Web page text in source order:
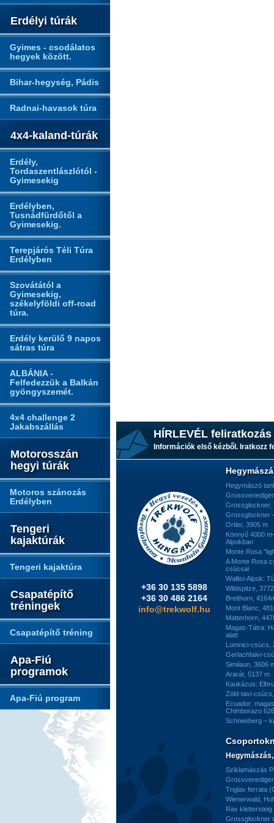
Erdélyi túrák
Gyimes - csodálatos
hegyek között.
Bihar-hegység, Pádis
Radnai-havasok túra
4x4-kaland-túrák
Erdély,
Tordaszentlászlótól -
Gyimesekig
Erdélyben,
Tusnádfürdőtől a
Gyimesekig.
Terepjárós Téli Túra
Erdélyben
Szovátától a
Gyimesekig,
székelyföldi off-road
túra.
Erdély kerülő 9 napos
sátras túra
ALBÁNIA -
Felfedezzük a Balkán
gyöngyszemét.
4x4 challenge 2
Jakabszállás
Motorosszán
hegyi túrák
Motoros szánozás
Erdélyben
Tengeri
kajaktúrák
Tengeri kajaktúra
Csapatépítő
tréningek
Csapatépítő tréning
Apa-Fiú
programok
Apa-Fiú program
HÍRLEVÉL feliratkozás
Információk első kézből. Iratkozz
+36 30 135 5898
+36 30 486 2164
info@trekwolf.hu
Hegymászó
Grossglockner,
Grossglockner
Ortler, 3905 m
Könnyű 4000
Alpokban
Monte Rosa
A Monte Rosa
csúcsai
Wallisi-Alpok:
Wildspitze,
Breithorn,
Mont Blanc,
Matterhorn,
Magas-Tátra:
alatt
Lomnici-csúcs,
Gerlachfalvi-
Similaun, 3606
Ararát, 5137 m
Kaukázus:
Zöld-tavi-
Ecuador:
Chimborazo
Schneeberg –
Sziklamászás
Triglav ferrata
Wienerwald,
Rax
Grossglockner